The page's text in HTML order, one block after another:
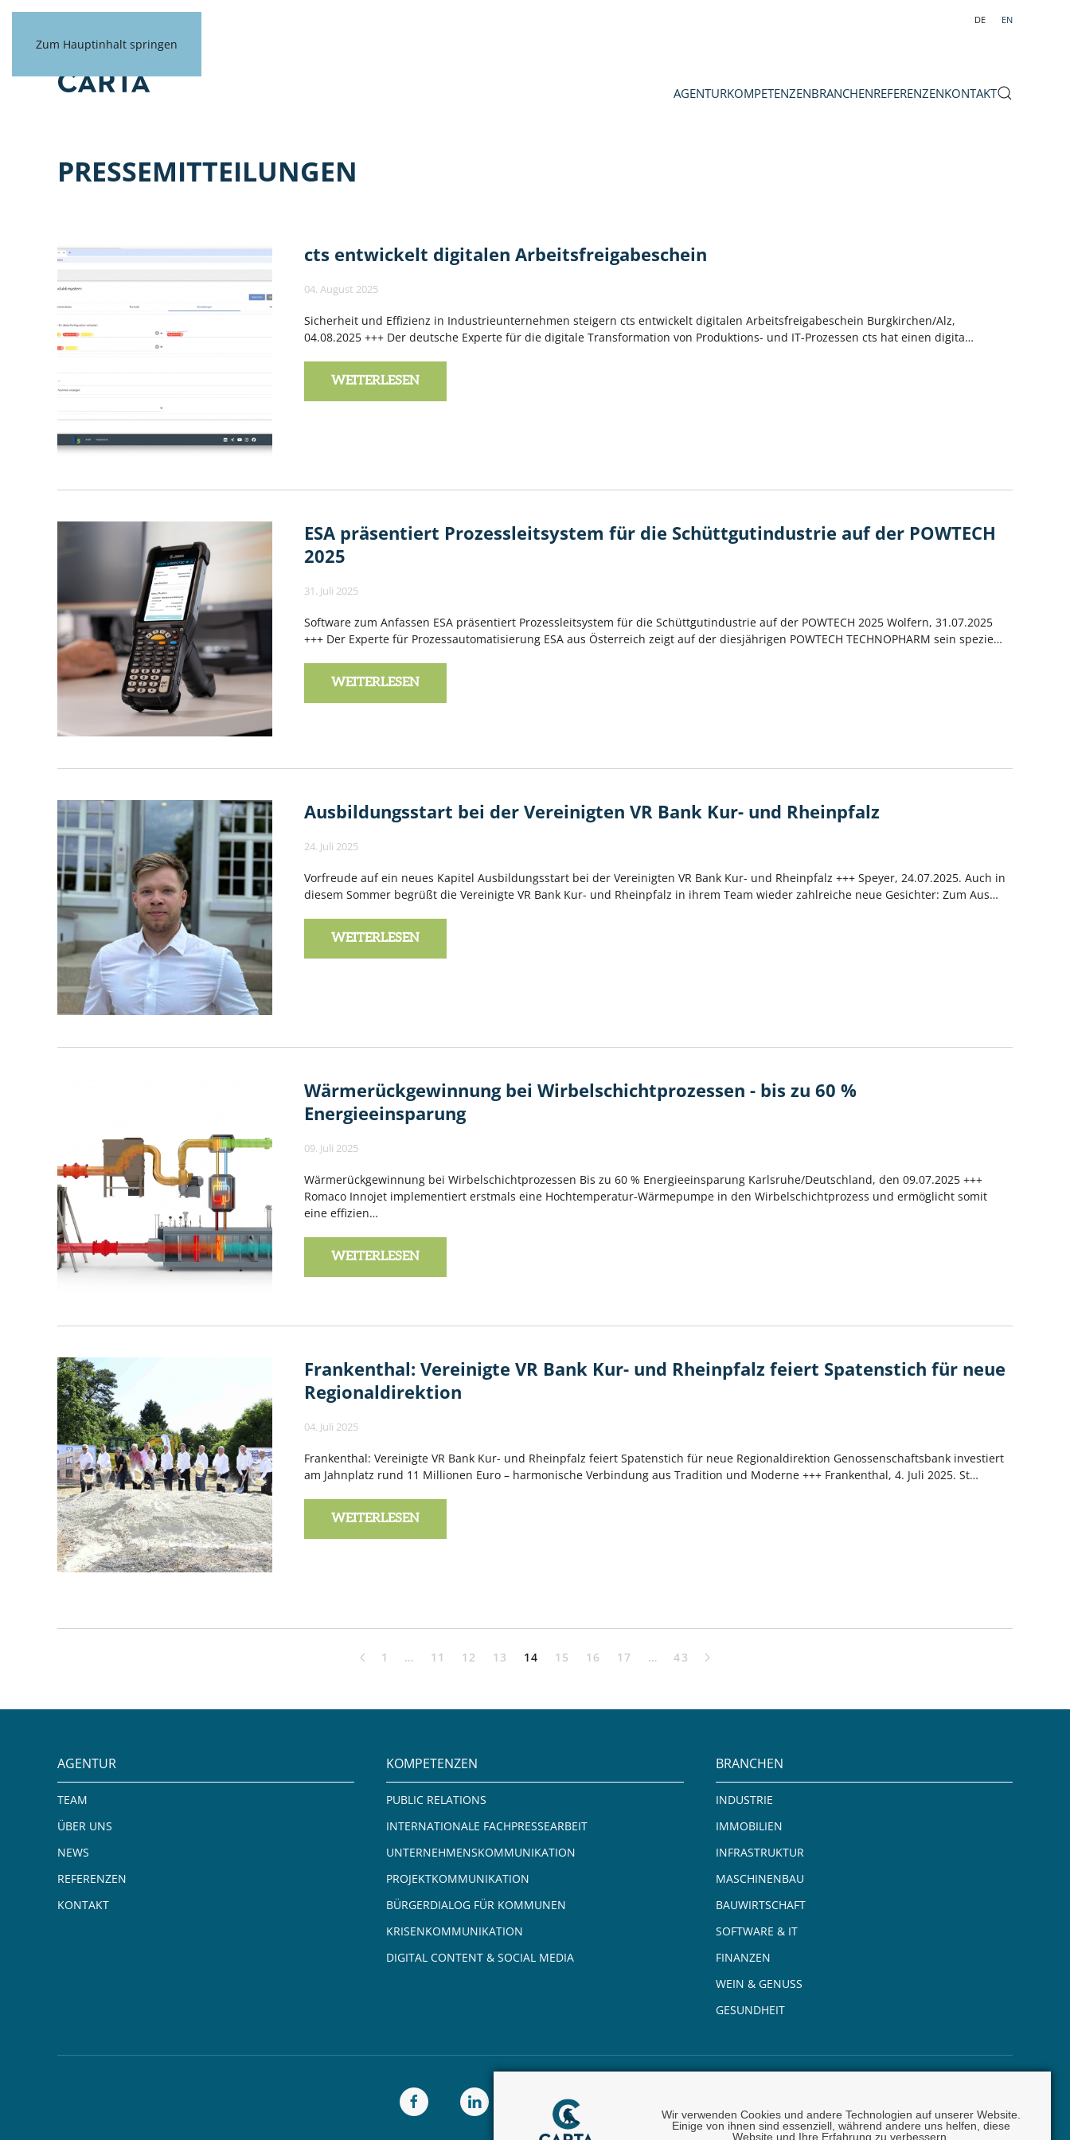
Wir verwenden Cookies und andere Technologien auf unserer Website.
Einige von ihnen sind essenziell, während andere uns helfen, diese
Website und Ihre Erfahrung zu verbessern.
Zum Hauptinhalt springen
DE EN
AGENTURKOMPETENZENBRANCHENREFERENZENKONTAKT
PRESSEMITTEILUNGEN
cts entwickelt digitalen Arbeitsfreigabeschein
04. August 2025
Sicherheit und Effizienz in Industrieunternehmen steigern cts entwickelt digitalen Arbeitsfreigabeschein Burgkirchen/Alz,
04.08.2025 +++ Der deutsche Experte für die digitale Transformation von Produktions- und IT-Prozessen cts hat einen digita…
WEITERLESEN
ESA präsentiert Prozessleitsystem für die Schüttgutindustrie auf der POWTECH
2025
31. Juli 2025
Software zum Anfassen ESA präsentiert Prozessleitsystem für die Schüttgutindustrie auf der POWTECH 2025 Wolfern, 31.07.2025
+++ Der Experte für Prozessautomatisierung ESA aus Österreich zeigt auf der diesjährigen POWTECH TECHNOPHARM sein spezie…
WEITERLESEN
Ausbildungsstart bei der Vereinigten VR Bank Kur- und Rheinpfalz
24. Juli 2025
Vorfreude auf ein neues Kapitel Ausbildungsstart bei der Vereinigten VR Bank Kur- und Rheinpfalz +++ Speyer, 24.07.2025. Auch in
diesem Sommer begrüßt die Vereinigte VR Bank Kur- und Rheinpfalz in ihrem Team wieder zahlreiche neue Gesichter: Zum Aus…
WEITERLESEN
Wärmerückgewinnung bei Wirbelschichtprozessen - bis zu 60 %
Energieeinsparung
09. Juli 2025
Wärmerückgewinnung bei Wirbelschichtprozessen Bis zu 60 % Energieeinsparung Karlsruhe/Deutschland, den 09.07.2025 +++
Romaco Innojet implementiert erstmals eine Hochtemperatur-Wärmepumpe in den Wirbelschichtprozess und ermöglicht somit
eine effizien…
WEITERLESEN
Frankenthal: Vereinigte VR Bank Kur- und Rheinpfalz feiert Spatenstich für neue
Regionaldirektion
04. Juli 2025
Frankenthal: Vereinigte VR Bank Kur- und Rheinpfalz feiert Spatenstich für neue Regionaldirektion Genossenschaftsbank investiert
am Jahnplatz rund 11 Millionen Euro – harmonische Verbindung aus Tradition und Moderne +++ Frankenthal, 4. Juli 2025. St…
WEITERLESEN
1 … 11 12 13 14 15 16 17 … 43
AGENTUR
TEAM
ÜBER UNS
NEWS
REFERENZEN
KONTAKT
KOMPETENZEN
PUBLIC RELATIONS
INTERNATIONALE FACHPRESSEARBEIT
UNTERNEHMENSKOMMUNIKATION
PROJEKTKOMMUNIKATION
BÜRGERDIALOG FÜR KOMMUNEN
KRISENKOMMUNIKATION
DIGITAL CONTENT & SOCIAL MEDIA
BRANCHEN
INDUSTRIE
IMMOBILIEN
INFRASTRUKTUR
MASCHINENBAU
BAUWIRTSCHAFT
SOFTWARE & IT
FINANZEN
WEIN & GENUSS
GESUNDHEIT